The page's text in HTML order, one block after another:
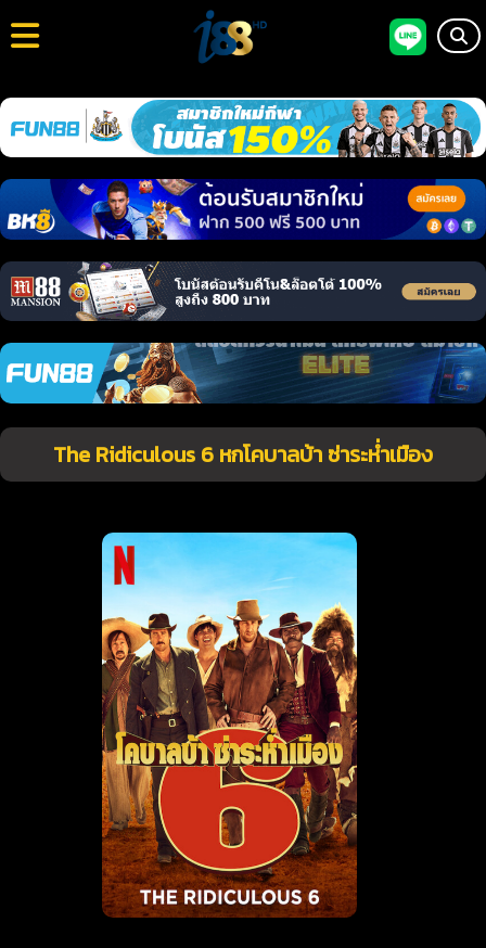
The Ridiculous 6 หกโคบาลบ้า ซ่าระห่ำเมือง